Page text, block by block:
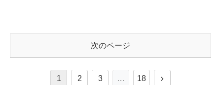
次のページ
1 2 3 … 18